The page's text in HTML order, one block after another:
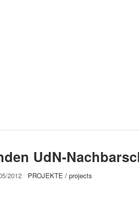
UdN-
2012 / PROJEKTE / projects